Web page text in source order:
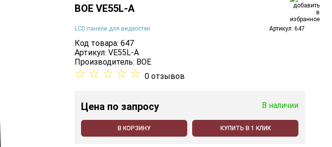
BOE VE55L-A
LCD панели для видеостен Артикул: 647
Код товара: 647
Артикул: VE55L-A
Производитель: BOE
☆ ☆ ☆ ☆ ☆ 0 отзывов
Цена по запросу В наличии
В КОРЗИНУ КУПИТЬ В 1 КЛИК